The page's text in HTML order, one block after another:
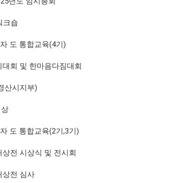
크숍
도 통합교육(4기)
회 및 한마음다짐대회
산시지부)
도 통합교육(2기,3기)
전 시상식 및 전시회
상전 심사